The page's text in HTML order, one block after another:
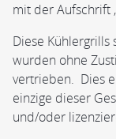
mit der Aufschrift
Diese Kühlergrills
wurden ohne
vertrieben. Dies
einzige dieser
und/oder